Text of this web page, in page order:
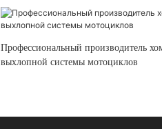
Профессиональный производитель
выхлопной системы мотоциклов